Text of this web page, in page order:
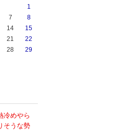
1
7
8
14
15
21
22
28
29
冷めやら
そうな勢